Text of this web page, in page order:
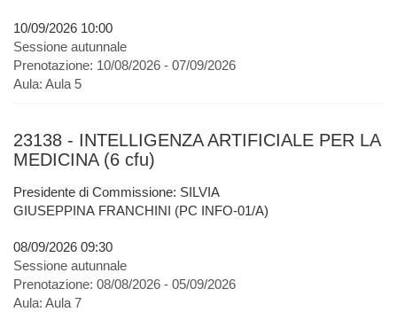
10/09/2026 10:00
Sessione autunnale
Prenotazione: 10/08/2026 - 07/09/2026
Aula: Aula 5
23138 - INTELLIGENZA ARTIFICIALE PER LA
MEDICINA (6 cfu)
Presidente di Commissione: SILVIA
GIUSEPPINA FRANCHINI (PC INFO-01/A)
08/09/2026 09:30
Sessione autunnale
Prenotazione: 08/08/2026 - 05/09/2026
Aula: Aula 7